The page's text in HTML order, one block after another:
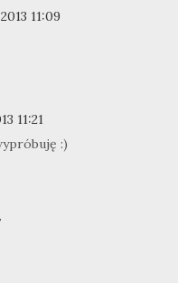
11:09
11:21
:)